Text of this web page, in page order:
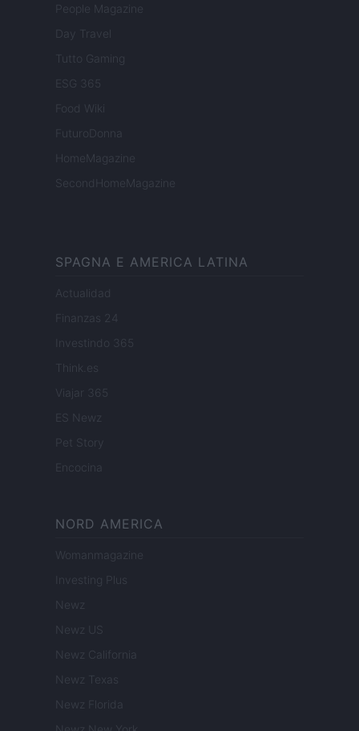
People Magazine
Day Travel
Tutto Gaming
ESG 365
Food Wiki
FuturoDonna
HomeMagazine
SecondHomeMagazine
SPAGNA E AMERICA LATINA
Actualidad
Finanzas 24
Investindo 365
Think.es
Viajar 365
ES Newz
Pet Story
Encocina
NORD AMERICA
Womanmagazine
Investing Plus
Newz
Newz US
Newz California
Newz Texas
Newz Florida